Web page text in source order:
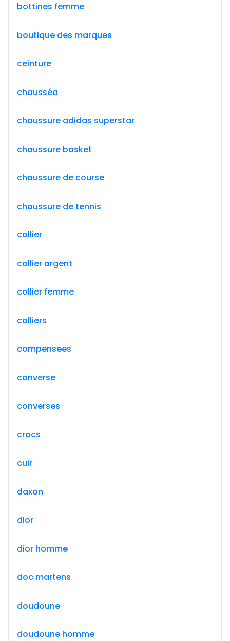
bottines femme
boutique des marques
ceinture
chausséa
chaussure adidas superstar
chaussure basket
chaussure de course
chaussure de tennis
collier
collier argent
collier femme
colliers
compensees
converse
converses
crocs
cuir
daxon
dior
dior homme
doc martens
doudoune
doudoune homme